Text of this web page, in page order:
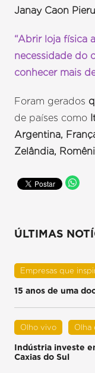
Janay Caon
“Abrir loja física
necessidade do
conhecer mais
Foram gerados
de países como
Argentina,
Zelândia,
ÚLTIMAS
Empresas que
15 anos de uma
Olho vivo Olha
Indústria investe
Caxias do Sul